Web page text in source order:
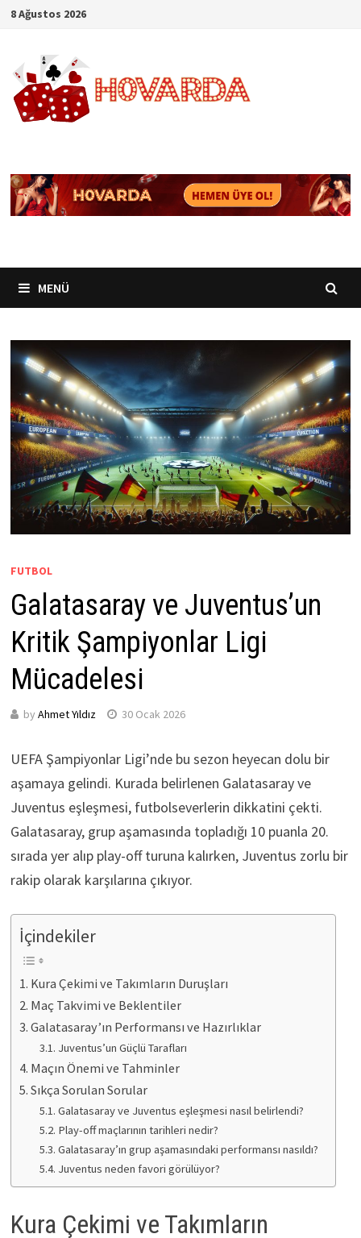
İçeriğe
8 Ağustos 2026
MENÜ
FUTBOL
Galatasaray ve Juventus’un
Kritik Şampiyonlar Ligi
Mücadelesi
by Ahmet Yıldız 30 Ocak 2026
UEFA Şampiyonlar Ligi’nde bu sezon heyecan dolu bir
aşamaya gelindi. Kurada belirlenen Galatasaray ve
Juventus eşleşmesi, futbolseverlerin dikkatini çekti.
Galatasaray, grup aşamasında topladığı 10 puanla 20.
sırada yer alıp play-off turuna kalırken, Juventus zorlu bir
rakip olarak karşılarına çıkıyor.
İçindekiler
Kura Çekimi ve Takımların Duruşları
Maç Takvimi ve Beklentiler
Galatasaray’ın Performansı ve Hazırlıklar
Juventus’un Güçlü Tarafları
Maçın Önemi ve Tahminler
Sıkça Sorulan Sorular
Galatasaray ve Juventus eşleşmesi nasıl belirlendi?
Play-off maçlarının tarihleri nedir?
Galatasaray’ın grup aşamasındaki performansı nasıldı?
Juventus neden favori görülüyor?
Kura Çekimi ve Takımların